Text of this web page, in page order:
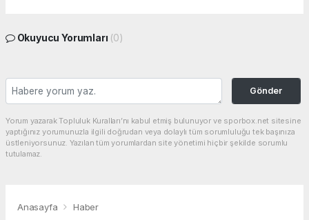
Okuyucu Yorumları (0)
Gönder
Yorum yazarak Topluluk Kuralları’nı kabul etmiş bulunuyor ve sporbox.net sitesine
yaptığınız yorumunuzla ilgili doğrudan veya dolaylı tüm sorumluluğu tek başınıza
üstleniyorsunuz. Yazılan tüm yorumlardan site yönetimi hiçbir şekilde sorumlu
tutulamaz.
Anasayfa Haber